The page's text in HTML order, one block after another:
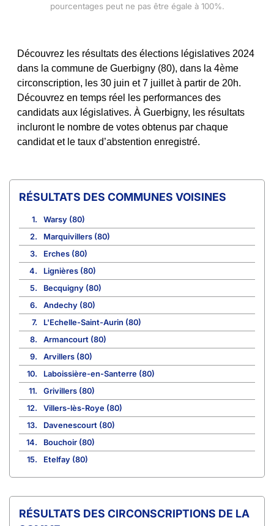
pourcentages peut ne pas être égale à 100%.
Découvrez les résultats des élections législatives 2024
dans la commune de Guerbigny (80), dans la 4ème
circonscription, les 30 juin et 7 juillet à partir de 20h.
Découvrez en temps réel les performances des
candidats aux législatives. À Guerbigny, les résultats
incluront le nombre de votes obtenus par chaque
candidat et le taux d’abstention enregistré.
COMMUNES VOISINES
1.
Warsy (80)
2.
Marquivillers (80)
3.
Erches (80)
4.
Lignières (80)
5.
Becquigny (80)
6.
Andechy (80)
7.
L'Echelle-Saint-Aurin (80)
8.
Armancourt (80)
9.
Arvillers (80)
10.
Laboissière-en-Santerre (80)
11.
Grivillers (80)
12.
Villers-lès-Roye (80)
13.
Davenescourt (80)
14.
Bouchoir (80)
15.
Etelfay (80)
CIRCONSCRIPTIONS DE LA